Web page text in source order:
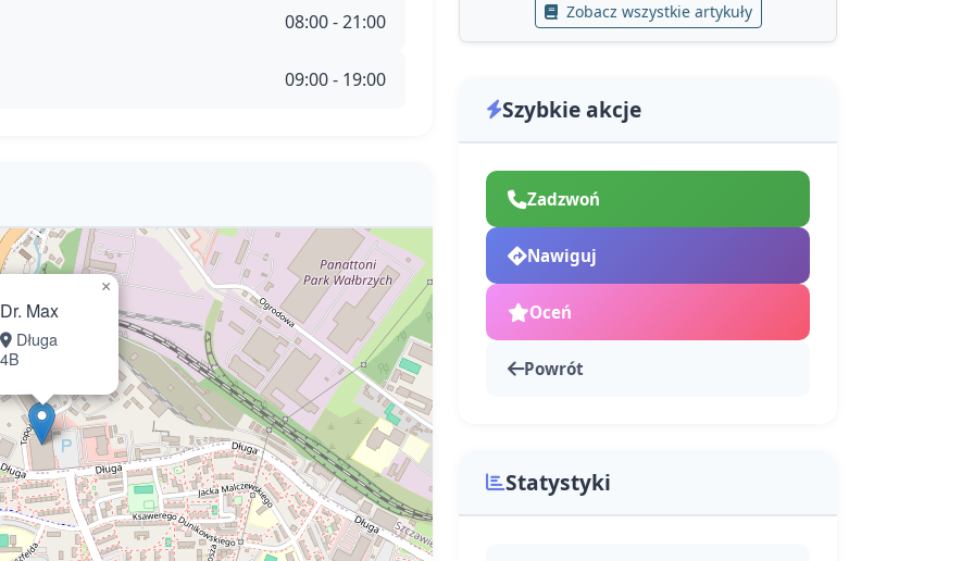
08:00 - 21:00
09:00 - 19:00
Dr. Max
Długa
4B
×
Zobacz wszystkie artykuły
Szybkie akcje
Zadzwoń
Nawiguj
Oceń
Powrót
Statystyki